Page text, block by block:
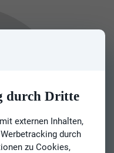
durch Dritte
externen Inhalten,
durch
zu Cookies,